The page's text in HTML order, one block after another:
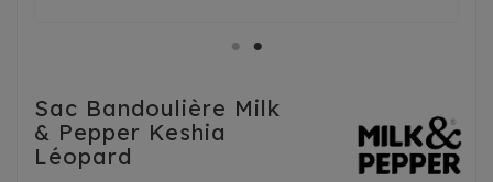
Sac Bandoulière Milk
& Pepper Keshia
Léopard